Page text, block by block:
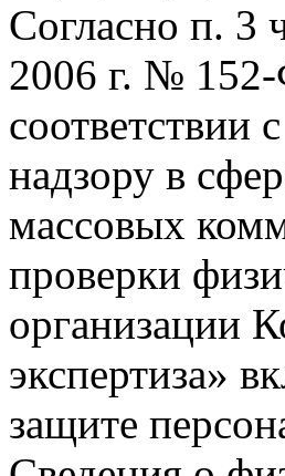
Согласно п. 3
2006 г. №
надзору в
массовых
проверки
организации
экспертиза»
защите